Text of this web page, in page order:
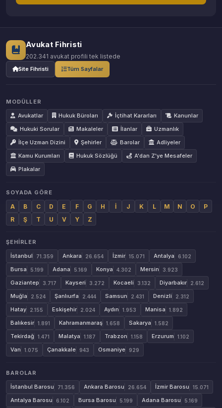
Avukat Fihristi
202.341 avukat profili tek listede
Site Fihristi Tüm Sayfalar
MODÜLLER
Avukatlar
Hukuk Büroları İçtihat Kararları
Kanunlar
Hukuki Sorular
Makaleler İlanlar
Uzmanlık
İlçe Uzman Dizini
Şehirler Barolar
Adliyeler
Kamu Kurumları
Hukuk Sözlüğü
A'dan Z'ye Mesafeler
Plakalar
SOYADA GÖRE
A B C D E F G H İ J K L M N O
P
R
Ş T U V Y Z
ŞEHIRLER
İstanbul
71.359 Ankara 26.654 İzmir 15.071 Antalya 6.102
Bursa 5.199 Adana 5.169 Konya 4.302 Mersin 3.923
Gaziantep 3.717 Kayseri 3.272 Kocaeli 3.132 Diyarbakır 2.612
Muğla 2.524 Şanlıurfa 2.444 Samsun 2.431 Denizli 2.312
Hatay 2.155 Eskişehir 2.024 Aydın 1.953 Manisa 1.892
Balıkesir 1.891 Kahramanmaraş 1.658 Sakarya 1.582
Tekirdağ 1.471 Malatya 1.187 Trabzon 1.158 Erzurum 1.102
Van 1.075 Çanakkale 943 Osmaniye 929
BAROLAR
İstanbul Barosu
71.356 Ankara Barosu 26.654 İzmir Barosu 15.071
Antalya Barosu 6.102 Bursa Barosu 5.199 Adana Barosu 5.169